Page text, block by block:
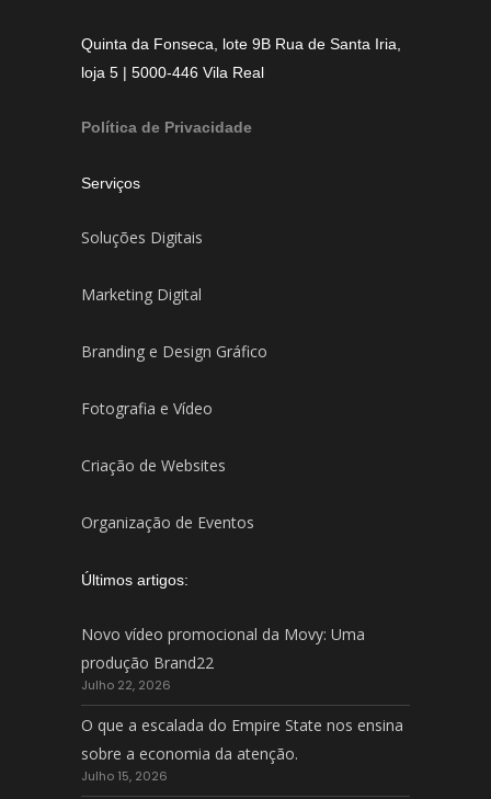
Quinta da Fonseca, lote 9B Rua de Santa Iria,
loja 5 | 5000-446 Vila Real
Política de Privacidade
Serviços
Soluções Digitais
Marketing Digital
Branding e Design Gráfico
Fotografia e Vídeo
Criação de Websites
Organização de Eventos
Últimos artigos:
Novo vídeo promocional da Movy: Uma
produção Brand22
Julho 22, 2026
O que a escalada do Empire State nos ensina
sobre a economia da atenção.
Julho 15, 2026